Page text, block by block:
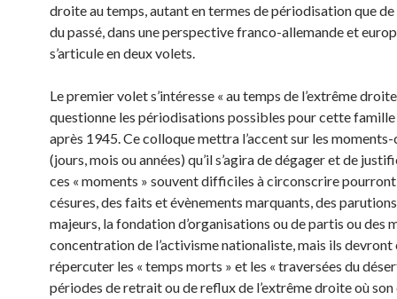
droite au temps, autant en termes de périodisation que
du passé, dans une perspective franco-allemande et
s’articule en deux volets.
Le premier volet s’intéresse « au temps de l’extrême
questionne les périodisations possibles pour cette
après 1945. Ce colloque mettra l’accent sur les
(jours, mois ou années) qu’il s’agira de dégager et de
ces « moments » souvent difficiles à circonscrire
césures, des faits et évènements marquants, des
majeurs, la fondation d’organisations ou de partis ou des
concentration de l’activisme nationaliste, mais ils devront
répercuter les « temps morts » et les « traversées du
périodes de retrait ou de reflux de l’extrême droite où